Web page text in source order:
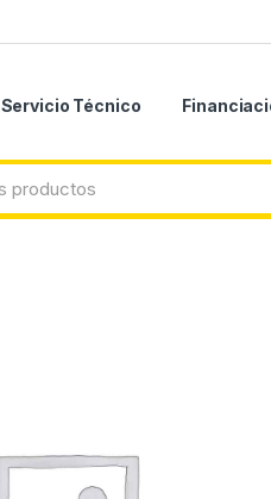
Servicio Técnico